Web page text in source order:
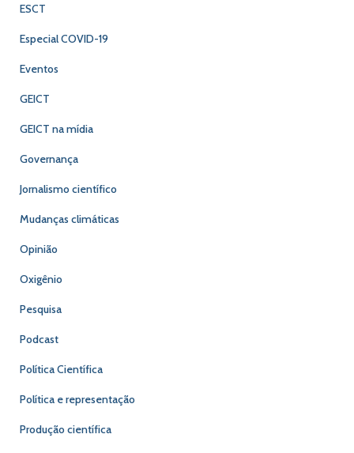
ESCT
Especial COVID-19
Eventos
GEICT
GEICT na mídia
Governança
Jornalismo científico
Mudanças climáticas
Opinião
Oxigênio
Pesquisa
Podcast
Política Científica
Política e representação
Produção científica